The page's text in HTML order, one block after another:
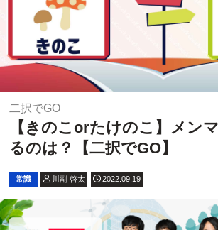
二択でGO
【きのこorたけのこ】メン
るのは？【二択でGO】
常識 川副 啓太 2022.09.19